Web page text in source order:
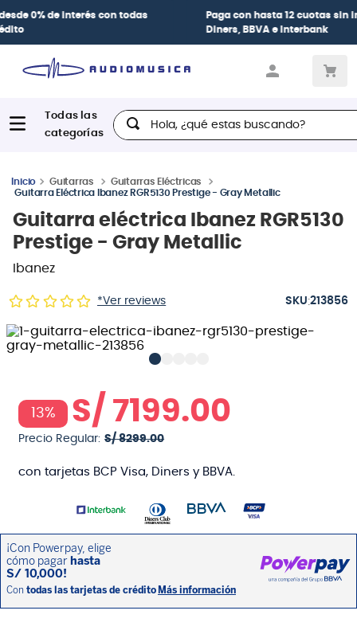
Paga conhasta 12 cuotas sin interesescon tarjetasBCP Visa,
Hola, ¿qué estas buscando?
Guitarras
Guitarras Eléctricas
Guitarra Eléctrica Ibanez RGR5130 Prestige - Gray Metallic
Guitarra eléctrica Ibanez RGR5130
Prestige - Gray Metallic
Ibanez
*Ver reviews :213856
13% S/ 7199.00
Precio Regular: S/ 8299.00
con tarjetas BCP Visa, Diners y BBVA.